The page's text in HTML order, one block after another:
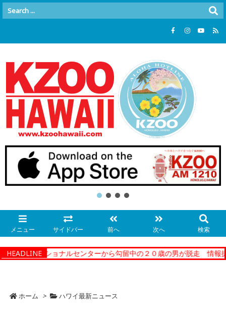
メニュー サイドバー 前へ 次へ 検索
HEADLINE
ーコレクショナルセンターから勾留中の２０歳の男が脱走 情報提供
ホーム > ハワイ最新ニュース